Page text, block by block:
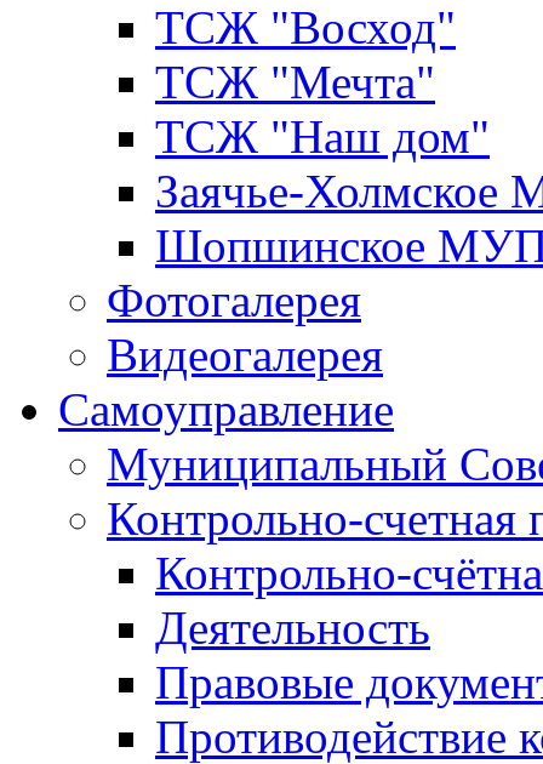
ТСЖ "Восход"
ТСЖ "Мечта"
ТСЖ "Наш дом"
Заячье-
Шопшинское
Фотогалерея
Видеогалерея
Самоуправление
Муниципальный
Контрольно-счетная
Контрольно-
Деятельность
Правовые
Противодействие